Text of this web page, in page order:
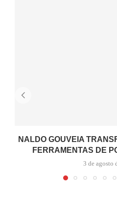
NALDO GOUVEIA
FERRAMENTAS DE
3 de agosto